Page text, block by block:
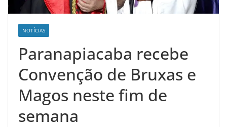
NOTÍCIAS
Paranapiacaba recebe
Convenção de Bruxas e
Magos neste fim de
semana